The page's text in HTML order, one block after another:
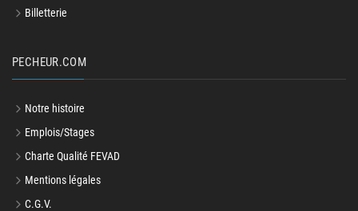
Billetterie
PECHEUR.COM
Notre histoire
Emplois/Stages
Charte Qualité FEVAD
Mentions légales
C.G.V.